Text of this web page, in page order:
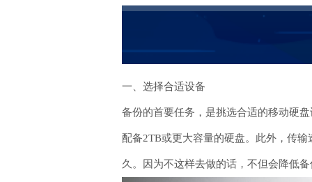
一、选择合适设备
备份的首要任务，是挑选合适的移动硬
配备2TB或更大容量的硬盘。此外，传
久。因为不这样去做的话，不但会降低